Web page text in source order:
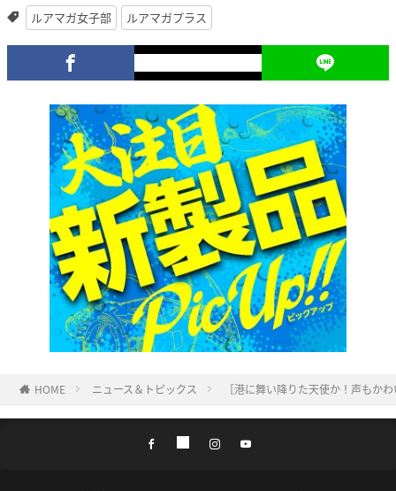
ルアマガ女子部 ルアマガプラス
HOME ニュース＆トピックス ［港に舞い降りた天使か！声もか